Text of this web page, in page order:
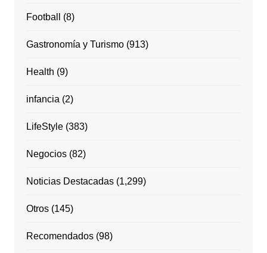
Football (8)
Gastronomía y Turismo(913)
Health (9)
infancia (2)
LifeStyle(383)
Negocios(82)
Noticias Destacadas(1,299)
Otros(145)
Recomendados(98)